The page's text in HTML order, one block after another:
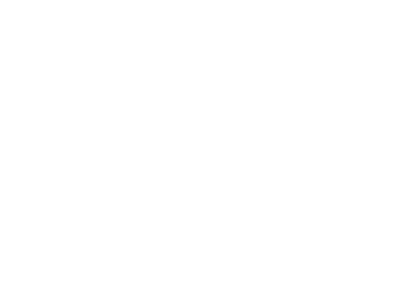
vybavení většiny pokojů patří balkón. Mnoho pokojů má výhled
kávovar. K základnímu vybavení patří telefon, televize, DVD
také vysoušeč vlasů a župan. Další popis vybavení a umístění
a šnorchlování, potápění je za poplatek. Také nabídka indoorových
uvolnění po dlouhém dni. Některé procedury jako například
a plná penze (snídaně, oběd a večeře)